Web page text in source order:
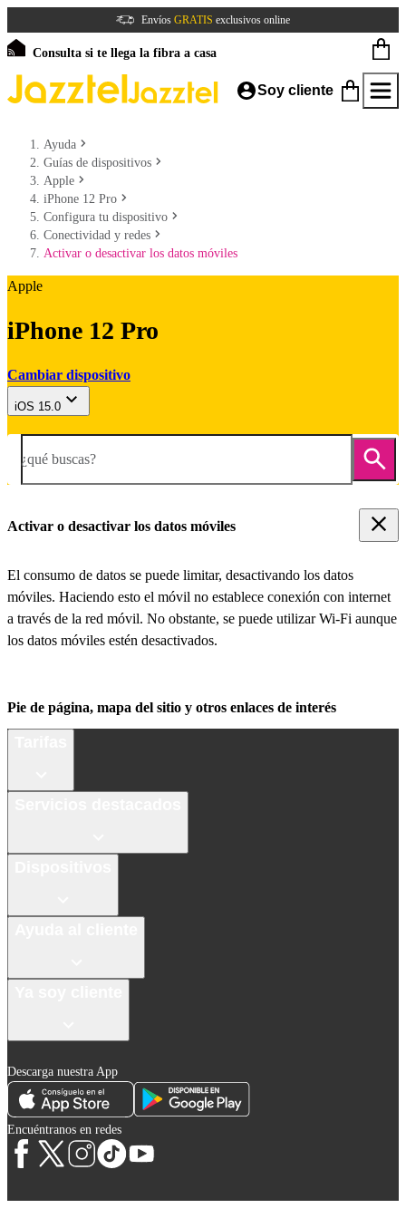
Envíos GRATIS exclusivos online
Consulta si te llega la fibra a casa
Soy cliente
Ayuda
Guías de dispositivos
Apple
iPhone 12 Pro
Configura tu dispositivo
Conectividad y redes
Activar o desactivar los datos móviles
Apple
iPhone 12 Pro
Cambiar dispositivo
iOS 15.0
¿qué buscas?
Activar o desactivar los datos móviles
El consumo de datos se puede limitar, desactivando los datos
móviles. Haciendo esto el móvil no establece conexión con internet
a través de la red móvil. No obstante, se puede utilizar Wi-Fi aunque
los datos móviles estén desactivados.
Pie de página, mapa del sitio y otros enlaces de interés
Descarga nuestra App
Encuéntranos en redes